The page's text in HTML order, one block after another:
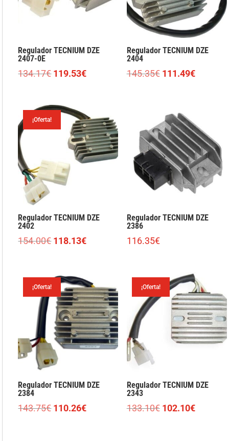
Regulador TECNIUM DZE
2407-0E
134.17€ El
era:
134.17€.
119.53€El
es:
119.53€.
Regulador TECNIUM DZE
2404
145.35€ El
era:
145.35€.
111.49€El
¡Oferta!
Regulador TECNIUM DZE
2402
154.00€ El
era:
154.00€.
118.13€El
es:
118.13€.
Regulador TECNIUM DZE
2386
116.35€
¡Oferta!
Regulador TECNIUM DZE
2384
143.75€ El
110.26€El
¡Oferta!
Regulador TECNIUM DZE
2343
133.10€ El
102.10€El